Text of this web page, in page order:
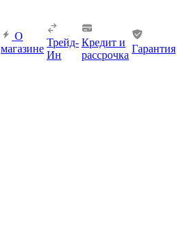
О
магазине
Трейд-
Ин
Кредит и
рассрочка
Гарантия